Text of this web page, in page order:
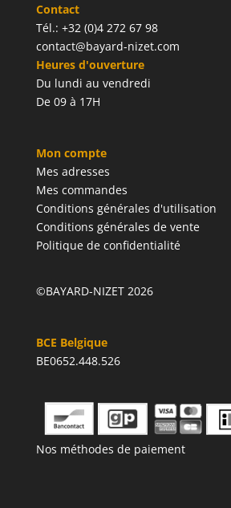
Contact
Tél.: +32 (0)4 272 67 98
contact@bayard-nizet.com
Heures d'ouverture
Du lundi au vendredi
De 09 à 17H
Mon compte
Mes adresses
Mes commandes
Conditions générales d'utilisation
Conditions générales de vente
Politique de confidentialité
©BAYARD-NIZET 2026
BCE Belgique
BE0652.448.526
Nos méthodes de paiement